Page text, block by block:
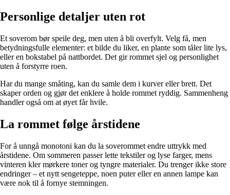
Personlige detaljer uten rot
Et soverom bør speile deg, men uten å bli overfylt. Velg få, men
betydningsfulle elementer: et bilde du liker, en plante som tåler lite lys,
eller en bokstabel på nattbordet. Det gir rommet sjel og personlighet
uten å forstyrre roen.
Har du mange småting, kan du samle dem i kurver eller brett. Det
skaper orden og gjør det enklere å holde rommet ryddig. Sammenheng
handler også om at øyet får hvile.
La rommet følge årstidene
For å unngå monotoni kan du la soverommet endre uttrykk med
årstidene. Om sommeren passer lette tekstiler og lyse farger, mens
vinteren kler mørkere toner og tyngre materialer. Du trenger ikke store
endringer – et nytt sengeteppe, noen puter eller en annen lampe kan
være nok til å fornye stemningen.